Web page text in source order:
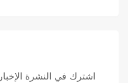
اشترك في النشرة